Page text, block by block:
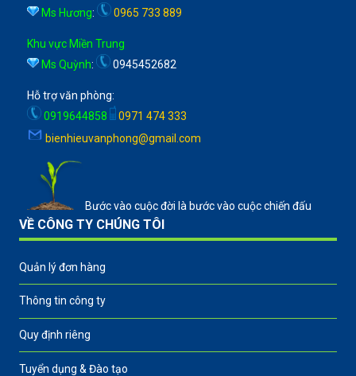
Ms Hương: 0965 733 889
Khu vực Miền Trung
Ms Quỳnh: 0945452682
Hỗ trợ văn phòng:
0919644858
0971 474 333
bienhieuvanphong@gmail.com
Bước vào cuộc đời là bước vào cuộc chiến đấu
VỀ CÔNG TY CHÚNG TÔI
Quản lý đơn hàng
Thông tin công ty
Quy định riêng
Tuyển dụng & Đào tạo